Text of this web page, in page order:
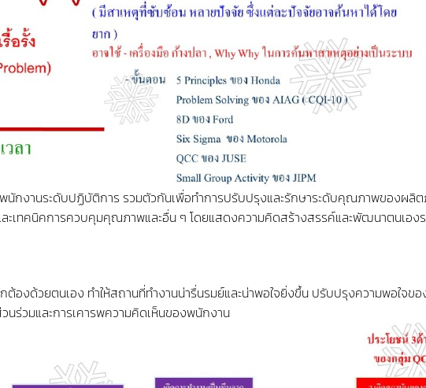
นักงานระดับปฏิบัติการ รวมตัวกันเพื่อทำการปรับปรุงและรักษาระดับคุณภาพของผลิ
ะเทคนิคการควบคุมคุณภาพและอื่น ๆ โดยแสดงความคิดสร้างสรรค์และพัฒนาตนเอง
งด้วยตนเอง ทำให้สถานที่ทำงานน่ารื่นรมย์และน่าพอใจยิ่งขึ้น ปรับปรุงความพอใจข
นร่วมและการเคารพความคิดเห็นของพนักงาน